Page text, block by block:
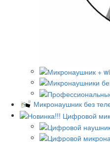
Микронаушник без